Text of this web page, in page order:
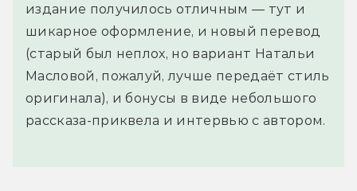
издание получилось отличным — тут и
шикарное оформление, и новый перевод
(старый был неплох, но вариант Натальи
Масловой, пожалуй, лучше передаёт стиль
оригинала), и бонусы в виде небольшого
рассказа-приквела и интервью с автором.